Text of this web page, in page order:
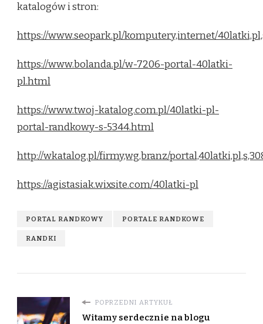
katalogów i stron:
https://www.seopark.pl/komputery,internet/
https://www.bolanda.pl/w-7206-portal-40latki-
pl.html
https://www.twoj-katalog.com.pl/40latki-pl-
portal-randkowy-s-5344.html
http://wkatalog.pl/firmy,wg,branz/
https://agistasiak.wixsite.com/40latki-pl
PORTAL RANDKOWY PORTALE RANDKOWE
RANDKI
POPRZEDNI ARTYKUŁ
Witamy serdecznie na blogu